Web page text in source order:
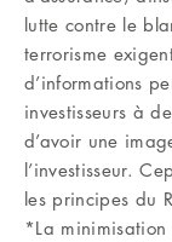
lutte contre le
terrorisme
d’informations
investisseurs à
d’avoir une
l’investisseur.
les principes du
*La